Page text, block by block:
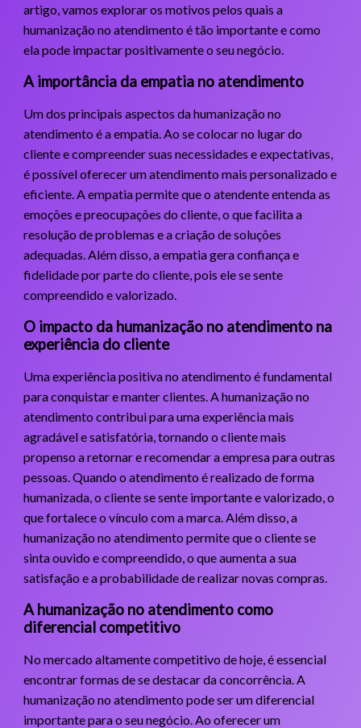
artigo, vamos explorar os motivos pelos quais a
humanização no atendimento é tão importante e como
ela pode impactar positivamente o seu negócio.
A importância da empatia no atendimento
Um dos principais aspectos da humanização no
atendimento é a empatia. Ao se colocar no lugar do
cliente e compreender suas necessidades e expectativas,
é possível oferecer um atendimento mais personalizado e
eficiente. A empatia permite que o atendente entenda as
emoções e preocupações do cliente, o que facilita a
resolução de problemas e a criação de soluções
adequadas. Além disso, a empatia gera confiança e
fidelidade por parte do cliente, pois ele se sente
compreendido e valorizado.
O impacto da humanização no atendimento na
experiência do cliente
Uma experiência positiva no atendimento é fundamental
para conquistar e manter clientes. A humanização no
atendimento contribui para uma experiência mais
agradável e satisfatória, tornando o cliente mais
propenso a retornar e recomendar a empresa para outras
pessoas. Quando o atendimento é realizado de forma
humanizada, o cliente se sente importante e valorizado, o
que fortalece o vínculo com a marca. Além disso, a
humanização no atendimento permite que o cliente se
sinta ouvido e compreendido, o que aumenta a sua
satisfação e a probabilidade de realizar novas compras.
A humanização no atendimento como
diferencial competitivo
No mercado altamente competitivo de hoje, é essencial
encontrar formas de se destacar da concorrência. A
humanização no atendimento pode ser um diferencial
importante para o seu negócio. Ao oferecer um